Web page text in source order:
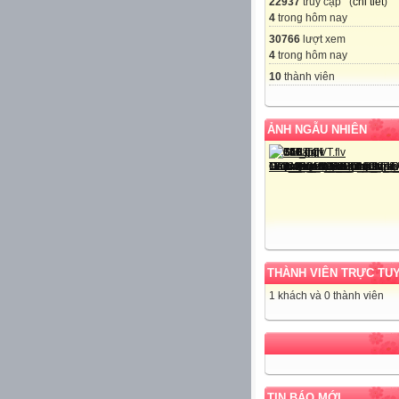
4 trong hôm nay
30766 lượt xem
4 trong hôm nay
10 thành viên
ẢNH NGẪU NHIÊN
THÀNH VIÊN TRỰC
1 khách và 0 thành viên